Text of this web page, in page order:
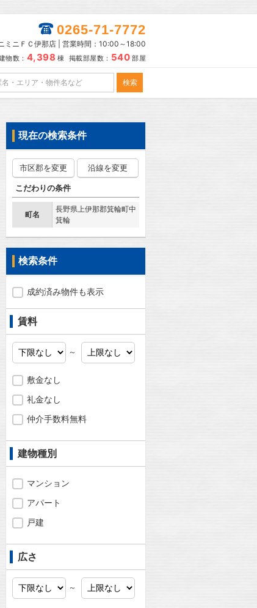
0265-71-7772
ミニＦＣ伊那店 | 営業時間：10:00～18:00
物数： 4,398 棟 掲載部屋数： 540 部屋
せ
現在の検索条件
市区郡を変更 沿線を変更
こだわりの条件
町名
長野県上伊那郡箕輪町中
箕輪
検索条件
成約済み物件も表示
賃料
～
敷金なし
礼金なし
仲介手数料無料
建物種別
マンション
アパート
戸建
広さ
～